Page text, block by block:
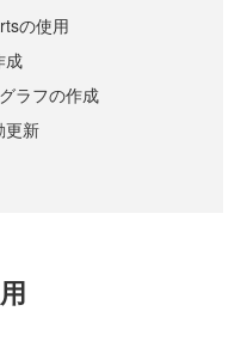
の使用
成
ラフの作成
更新